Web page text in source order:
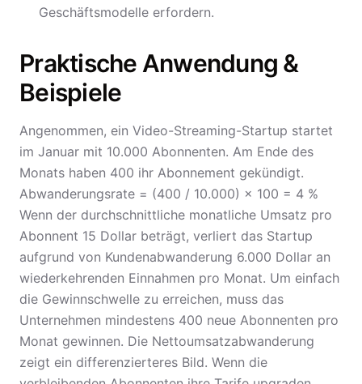
Geschäftsmodelle erfordern.
Praktische Anwendung &
Beispiele
Angenommen, ein Video-Streaming-Startup startet
im Januar mit 10.000 Abonnenten. Am Ende des
Monats haben 400 ihr Abonnement gekündigt.
Abwanderungsrate = (400 / 10.000) × 100 = 4 %
Wenn der durchschnittliche monatliche Umsatz pro
Abonnent 15 Dollar beträgt, verliert das Startup
aufgrund von Kundenabwanderung 6.000 Dollar an
wiederkehrenden Einnahmen pro Monat. Um einfach
die Gewinnschwelle zu erreichen, muss das
Unternehmen mindestens 400 neue Abonnenten pro
Monat gewinnen. Die Nettoumsatzabwanderung
zeigt ein differenzierteres Bild. Wenn die